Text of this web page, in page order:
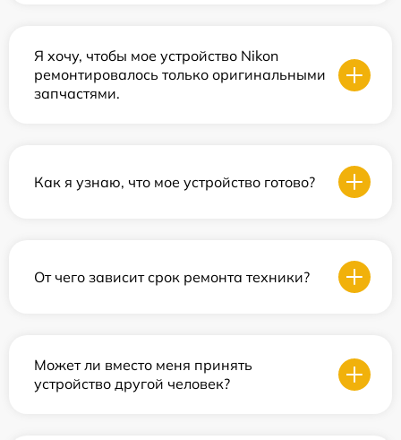
Я хочу, чтобы мое устройство Nikon
ремонтировалось только оригинальными
запчастями.
Как я узнаю, что мое устройство готово?
От чего зависит срок ремонта техники?
Может ли вместо меня принять
устройство другой человек?